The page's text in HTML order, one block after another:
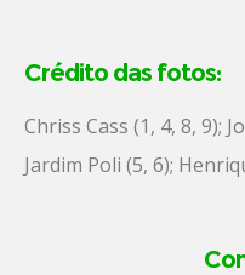
Crédito das fotos:
Chriss Cass (1, 4, 8, 9);
Jardim Poli (5, 6);